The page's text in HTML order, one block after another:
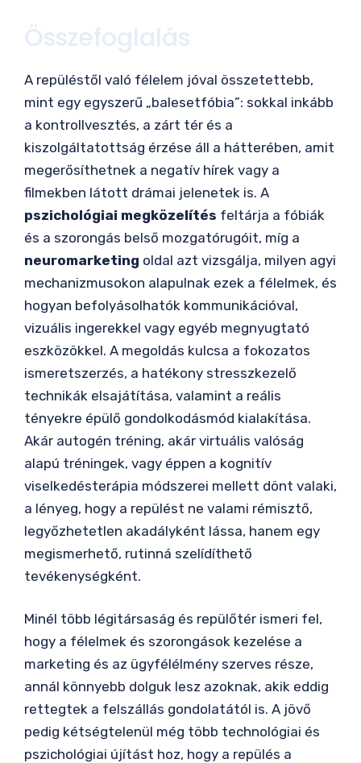
Összefoglalás
A repüléstől való félelem jóval összetettebb,
mint egy egyszerű „balesetfóbia”: sokkal inkább
a kontrollvesztés, a zárt tér és a
kiszolgáltatottság érzése áll a hátterében, amit
megerősíthetnek a negatív hírek vagy a
filmekben látott drámai jelenetek is. A
pszichológiai megközelítés feltárja a fóbiák
és a szorongás belső mozgatórugóit, míg a
neuromarketing oldal azt vizsgálja, milyen agyi
mechanizmusokon alapulnak ezek a félelmek, és
hogyan befolyásolhatók kommunikációval,
vizuális ingerekkel vagy egyéb megnyugtató
eszközökkel. A megoldás kulcsa a fokozatos
ismeretszerzés, a hatékony stresszkezelő
technikák elsajátítása, valamint a reális
tényekre épülő gondolkodásmód kialakítása.
Akár autogén tréning, akár virtuális valóság
alapú tréningek, vagy éppen a kognitív
viselkedésterápia módszerei mellett dönt valaki,
a lényeg, hogy a repülést ne valami rémisztő,
legyőzhetetlen akadályként lássa, hanem egy
megismerhető, rutinná szelídíthető
tevékenységként.
Minél több légitársaság és repülőtér ismeri fel,
hogy a félelmek és szorongások kezelése a
marketing és az ügyfélélmény szerves része,
annál könnyebb dolguk lesz azoknak, akik eddig
rettegtek a felszállás gondolatától is. A jövő
pedig kétségtelenül még több technológiai és
pszichológiai újítást hoz, hogy a repülés a